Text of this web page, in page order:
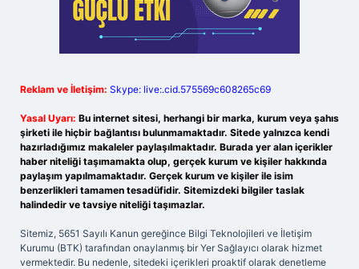
Reklam ve İletişim: Skype: live:.cid.575569c608265c69
Yasal Uyarı: Bu internet sitesi, herhangi bir marka, kurum veya şahıs
şirketi ile hiçbir bağlantısı bulunmamaktadır. Sitede yalnızca kendi
hazırladığımız makaleler paylaşılmaktadır. Burada yer alan içerikler
haber niteliği taşımamakta olup, gerçek kurum ve kişiler hakkında
paylaşım yapılmamaktadır. Gerçek kurum ve kişiler ile isim
benzerlikleri tamamen tesadüfidir. Sitemizdeki bilgiler taslak
halindedir ve tavsiye niteliği taşımazlar.
Sitemiz, 5651 Sayılı Kanun gereğince Bilgi Teknolojileri ve İletişim
Kurumu (BTK) tarafından onaylanmış bir Yer Sağlayıcı olarak hizmet
vermektedir. Bu nedenle, sitedeki içerikleri proaktif olarak denetleme